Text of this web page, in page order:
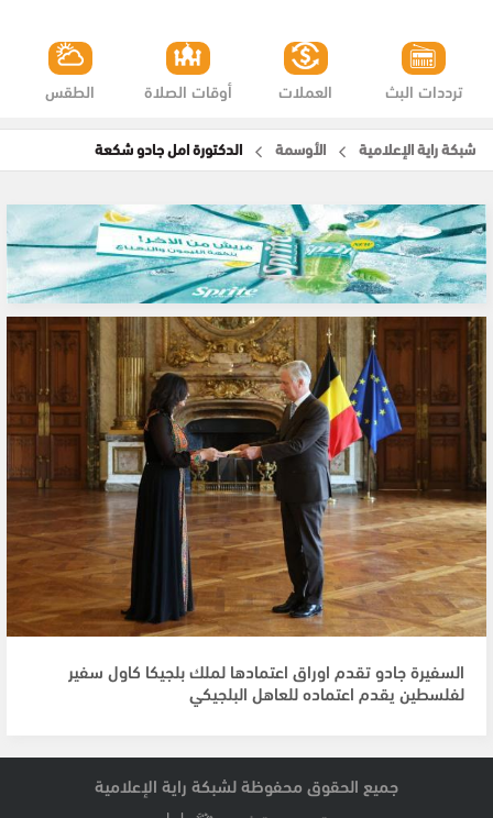
الطقس أوقات الصلاة العملات ترددات البث
شبكة راية الإعلامية الأوسمة الدكتورة امل جادو شكعة
السفيرة جادو تقدم اوراق اعتمادها لملك بلجيكا كاول سفير
لفلسطين يقدم اعتماده للعاهل البلجيكي
جميع الحقوق محفوظة لشبكة راية الإعلامية